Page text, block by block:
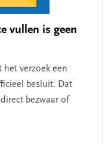
vullen is geen
het verzoek een
besluit. Dat
bezwaar of